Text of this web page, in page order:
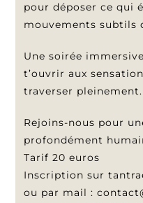
pour déposer ce qui
mouvements subtils
Une soirée
t’ouvrir aux
traverser pleinement.
Rejoins-nous pour
profondément
Tarif 20 euros
Inscription sur
ou par mail :